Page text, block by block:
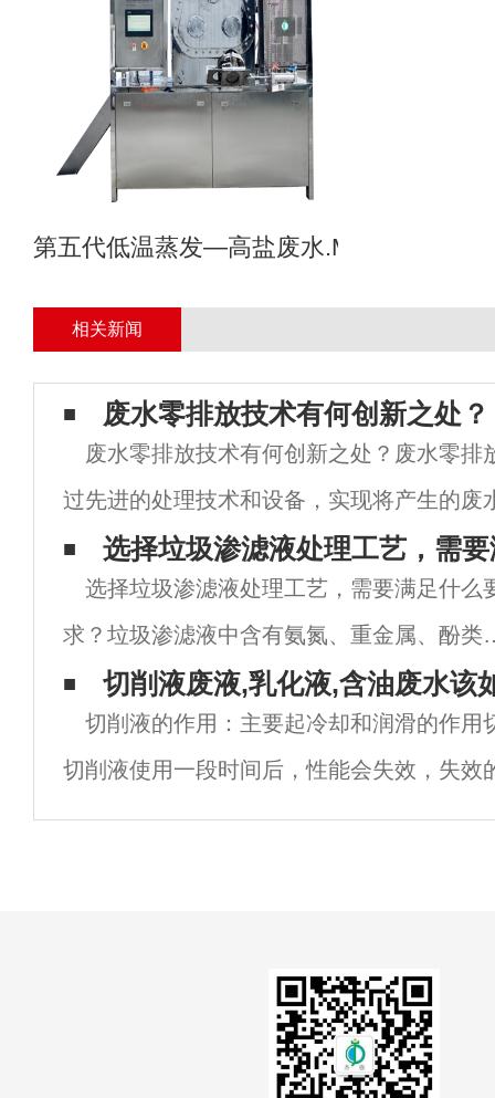
第五代低温蒸发—高盐废水.MVR母液专业
相关新闻
废水零排放技术有何创新之处？
废水零排放技术有何创新之处？废水零排
过先进的处理技术和设备，实现将产生的废
达到符合环保标准，不对环境造成污染的技
技术的创新主要体现在以下几个方面：
选择垃圾渗滤液处理工艺，需
选择垃圾渗滤液处理工艺，需要满足什么
求？垃圾渗滤液中含有氨氮、重金属、酚类
可溶性脂肪酸及其它有机污染物，具有水质
杂、水质水量变化大、有机物（BOD5和
COD）浓度高、氨氮含量高，金属含量较高
特
切削液废液,乳化液,含油废水该
切削液的作用：主要起冷却和润滑的作用
切削液使用一段时间后，性能会失效，失效
浮油、金属渣、细菌。这三者导致切削液变